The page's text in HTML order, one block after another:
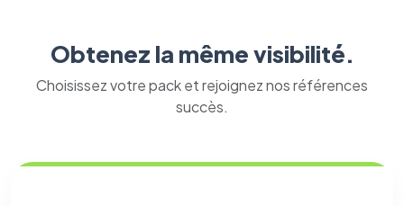
Obtenez la même visibilité.
Choisissez votre pack et rejoignez nos références
succès.